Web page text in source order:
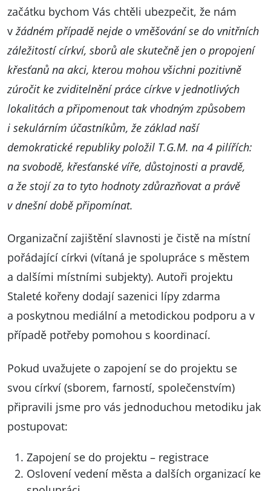
začátku bychom Vás chtěli ubezpečit, že nám
vžádném případě nejde o vměšování se do vnitřních
záležitostí církví, sborů ale skutečně jen o propojení
křesťanů na akci, kterou mohou všichni pozitivně
zúročit ke zviditelnění práce církve v jednotlivých
lokalitách a připomenout tak vhodným způsobem
i sekulárním účastníkům, že základ naší
demokratické republiky položil T.G.M. na 4 pilířích:
na svobodě, křesťanské víře, důstojnosti a pravdě,
a že stojí za to tyto hodnoty zdůrazňovat a právě
v dnešní době připomínat.
Organizační zajištění slavnosti je čistě na místní
pořádající církvi (vítaná je spolupráce s městem
a dalšími místními subjekty). Autoři projektu
Staleté kořeny dodají sazenici lípy zdarma
a poskytnou mediální a metodickou podporu a v
případě potřeby pomohou s koordinací.
Pokud uvažujete o zapojení se do projektu se
svou církví (sborem, farností, společenstvím)
připravili jsme pro vás jednoduchou metodiku jak
postupovat:
Zapojení se do projektu – registrace
Oslovení vedení města a dalších organizací ke